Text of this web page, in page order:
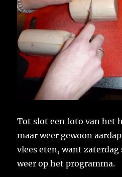
Tot slot een foto van het
maar weer gewoon
vlees eten, want
weer op het programma.